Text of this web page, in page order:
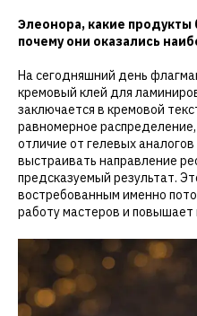
Элеонора, какие
почему они оказались
На сегодняшний день
кремовый клей для
заключается в кремовой
равномерное
отличие от гелевых
выстраивать направление
предсказуемый результат.
востребованным именно
работу мастеров и повышает